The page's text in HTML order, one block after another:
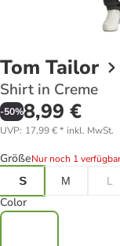
Tom Tailor
Shirt in Creme
-50%8,99 €
UVP: 17,99 €* inkl. MwSt.
GrößeNur noch 1 verfügbar
S
M L
Color